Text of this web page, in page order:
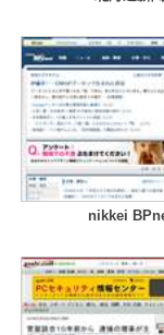
nikkei